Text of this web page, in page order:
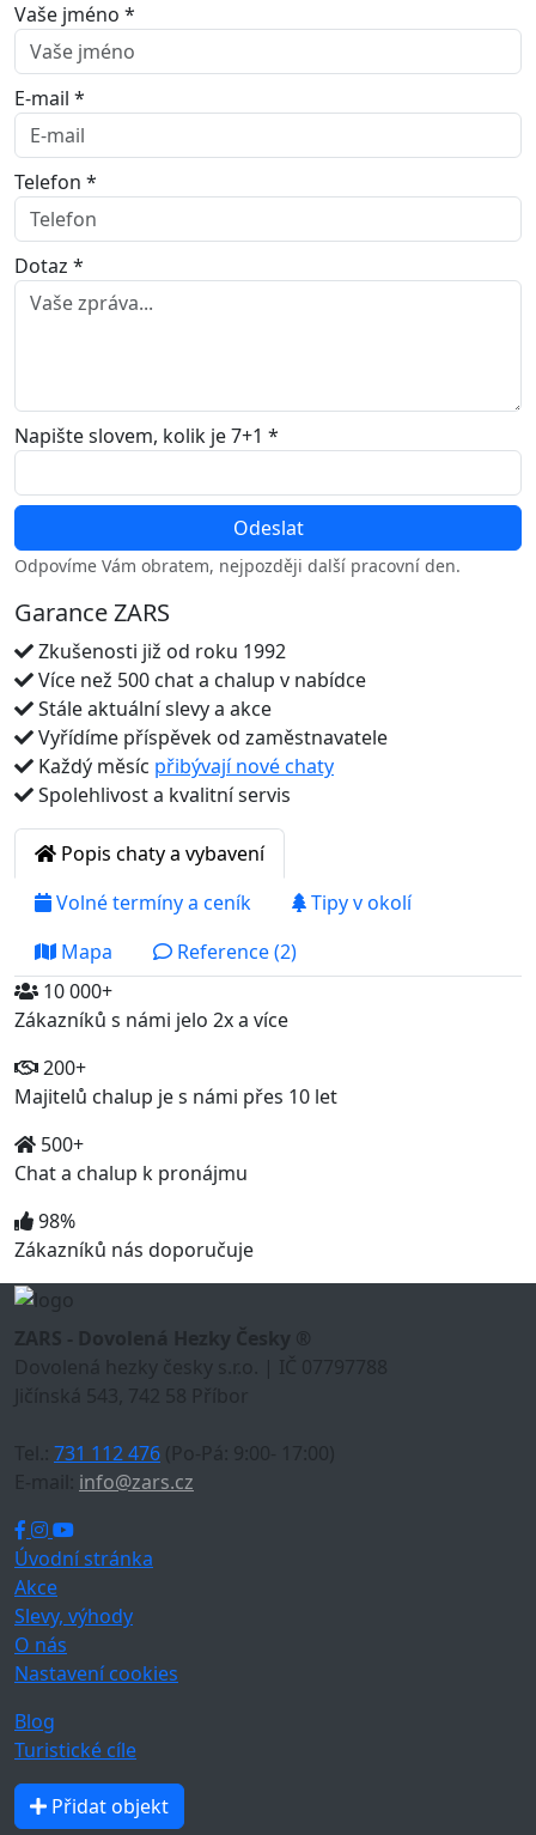
Vaše jméno *
E-mail *
Telefon *
Dotaz *
Napište slovem, kolik je 7+1 *
Odpovíme Vám obratem, nejpozději další pracovní den.
Garance ZARS
Zkušenosti již od roku 1992
Více než 500 chat a chalup v nabídce
Stále aktuální slevy a akce
Vyřídíme příspěvek od zaměstnavatele
Každý měsíc přibývají nové chaty
Spolehlivost a kvalitní servis
Popis chaty a vybavení
Volné termíny a ceník
Tipy v okolí
Mapa
Reference (2)
10 000+
Zákazníků s námi jelo 2x a více
200+
Majitelů chalup je s námi přes 10 let
500+
Chat a chalup k pronájmu
98%
Zákazníků nás doporučuje
ZARS - Dovolená Hezky Česky ®
Dovolená hezky česky s.r.o. | IČ 07797788
Jičínská 543, 742 58 Příbor
Tel.: 731 112 476 (Po-Pá: 9:00- 17:00)
E-mail: info@zars.cz
Úvodní stránka
Akce
Slevy, výhody
O nás
Nastavení cookies
Blog
Turistické cíle
Přidat objekt